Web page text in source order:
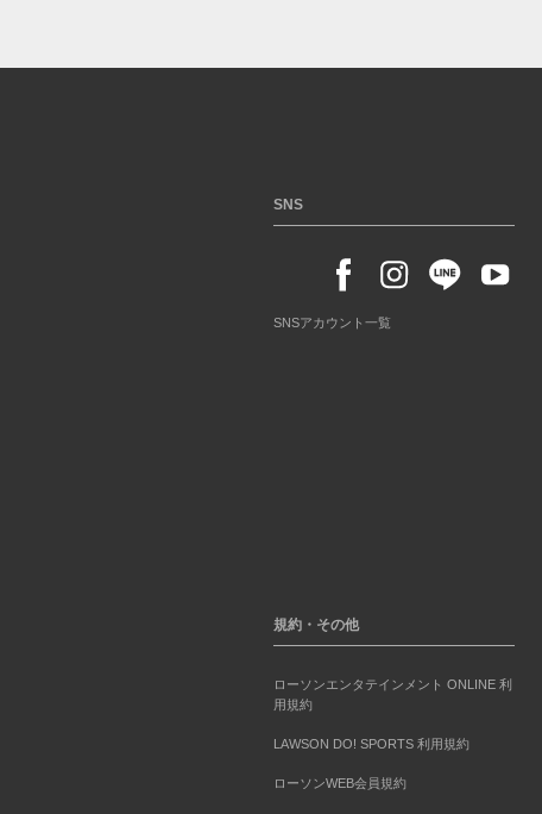
SNS
SNSアカウント一覧
規約・その他
ローソンエンタテインメント ONLINE 利
用規約
LAWSON DO! SPORTS 利用規約
ローソンWEB会員規約